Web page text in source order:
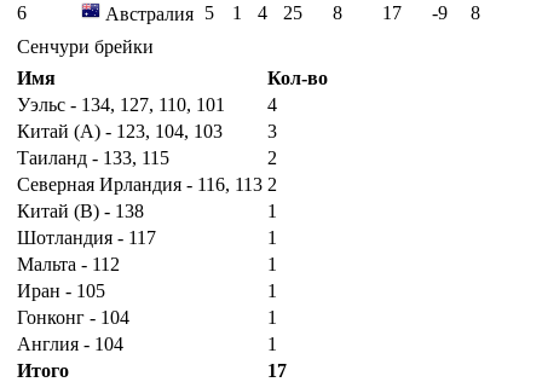
6
Австралия 5 1 4 25 8 17 -9
8
Сенчури брейки
Имя
Кол-во
Уэльс - 134, 127, 110, 101
4
Китай (A) - 123, 104, 103
3
Таиланд - 133, 115
2
Северная Ирландия - 116, 113 2
Китай (B) - 138
1
Шотландия - 117
1
Мальта - 112
1
Иран - 105
1
Гонконг - 104
1
Англия - 104
1
Итого
17